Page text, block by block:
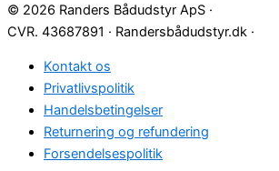
© 2026 Randers Bådudstyr ApS ·
CVR. 43687891 · Randersbådudstyr.dk ·
Kontakt os
Privatlivspolitik
Handelsbetingelser
Returnering og refundering
Forsendelsespolitik